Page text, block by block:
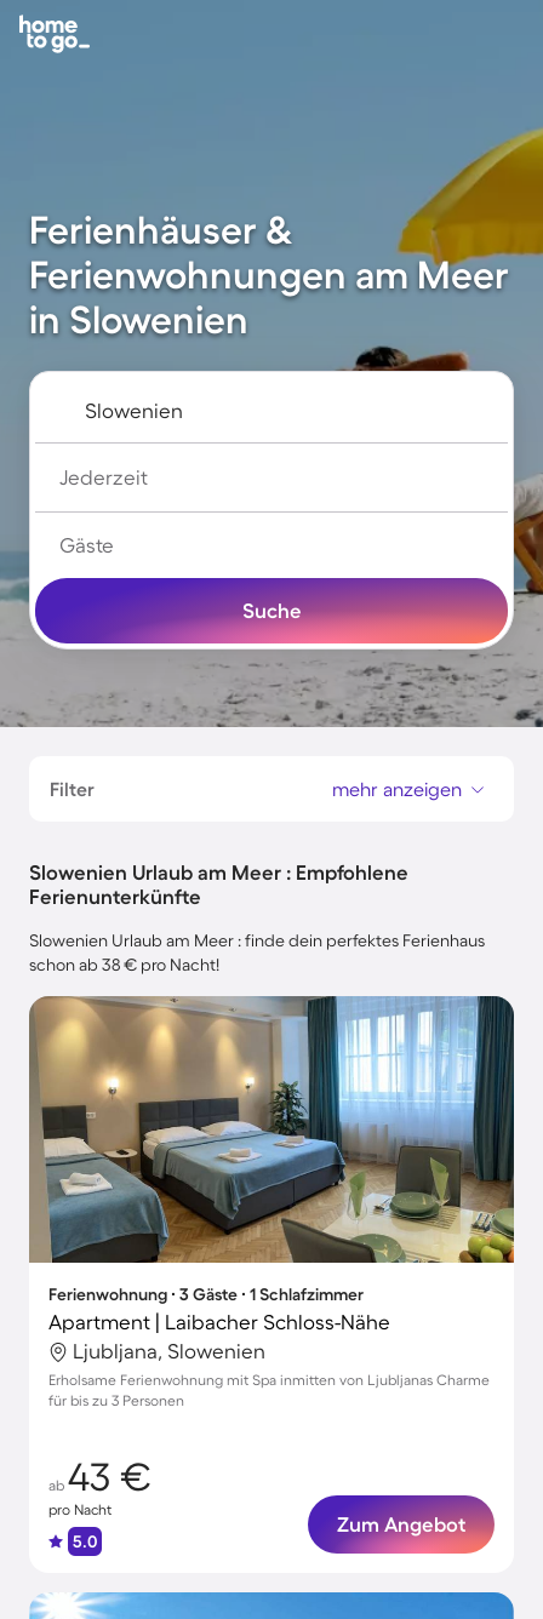
Ferienhäuser &
Ferienwohnungen am Meer
in Slowenien
Jederzeit
Gäste
Suche
Filter mehr anzeigen
Slowenien Urlaub am Meer : Empfohlene
Ferienunterkünfte
Slowenien Urlaub am Meer : finde dein perfektes Ferienhaus
schon ab 38 € pro Nacht!
Ferienwohnung ∙ 3 Gäste ∙ 1 Schlafzimmer
Apartment | Laibacher Schloss-Nähe
Ljubljana, Slowenien
Erholsame Ferienwohnung mit Spa inmitten von Ljubljanas Charme
für bis zu 3 Personen
ab 43 €
pro Nacht
5.0
Zum Angebot